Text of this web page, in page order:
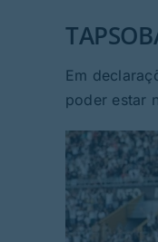
Em
poder estar